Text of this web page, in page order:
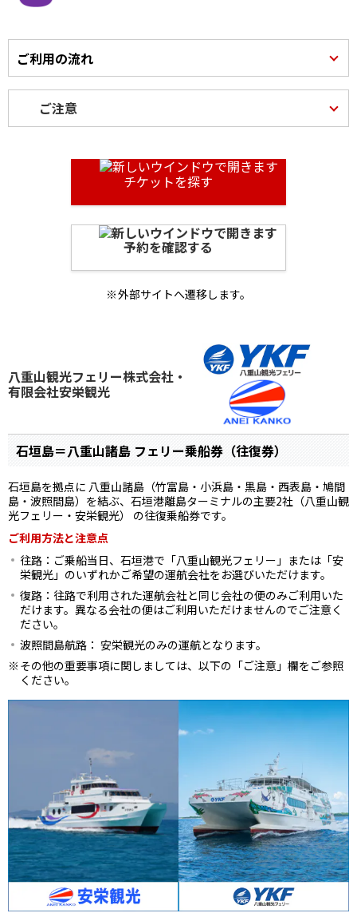
ご利用の流れ
ご注意
チケットを探す
予約を確認する
外部サイトへ遷移します。
八重山観光フェリー株式会社・
有限会社安栄観光
石垣島＝八重山諸島 フェリー乗船券（往復券）
石垣島を拠点に 八重山諸島（竹富島・小浜島・黒島・西表島・鳩間
島・波照間島）を結ぶ、石垣港離島ターミナルの主要2社（八重山観
光フェリー・安栄観光） の往復乗船券です。
ご利用方法と注意点
往路：ご乗船当日、石垣港で「八重山観光フェリー」または「安
栄観光」のいずれかご希望の運航会社をお選びいただけます。
復路：往路で利用された運航会社と同じ会社の便のみご利用いた
だけます。異なる会社の便はご利用いただけませんのでご注意く
ださい。
波照間島航路： 安栄観光のみの運航となります。
その他の重要事項に関しましては、以下の「ご注意」欄をご参照
ください。